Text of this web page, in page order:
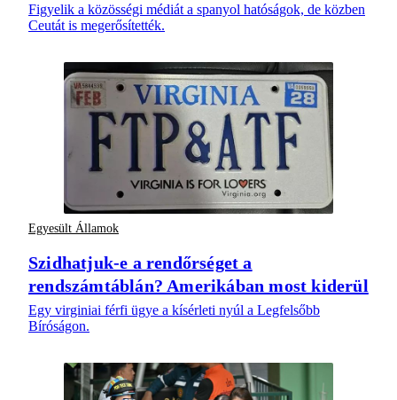
Figyelik a közösségi médiát a spanyol hatóságok, de közben
Ceutát is megerősítették.
Egyesült Államok
Szidhatjuk-e a rendőrséget a
rendszámtáblán? Amerikában most kiderül
Egy virginiai férfi ügye a kísérleti nyúl a Legfelsőbb
Bíróságon.